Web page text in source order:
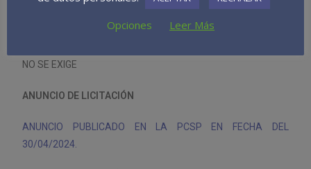
GARANTÍA PROVISIONAL
NO SE EXIGE
ANUNCIO DE LICITACIÓN
ANUNCIO PUBLICADO EN LA PCSP EN FECHA DEL
30/04/2024.
Opciones Leer Más